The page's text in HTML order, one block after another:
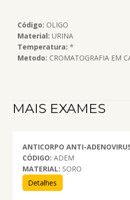
Código: OLIGO
Material: URINA
Temperatura: *
Metodo: CROMATOGRAFIA EM
MAIS EXAMES
ANTICORPO ANTI-
CÓDIGO: ADEM
MATERIAL: SORO
Detalhes